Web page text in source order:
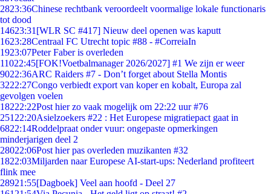
2823:36Chinese rechtbank veroordeelt voormalige lokale functionaris
tot dood
14623:31 [WLR SC #417] Nieuw deel openen was kaputt
1623:28Centraal FC Utrecht topic #88 - #CorreiaIn
1923:07Peter Faber is overleden
11022:45[FOK!Voetbalmanager 2026/2027] #1 We zijn er weer
9022:36ARC Raiders #7 - Don’t forget about Stella Montis
3222:27Congo verbiedt export van koper en kobalt, Europa zal
gevolgen voelen
18222:22Post hier zo vaak mogelijk om 22:22 uur #76
251 22:20Asielzoekers #22 : Het Europese migratiepact gaat in
6822:14Roddelpraat onder vuur: ongepaste opmerkingen
minderjarigen deel 2
28022:06Post hier pas overleden muzikanten #32
1822:03Miljarden naar Europese AI-start-ups: Nederland profiteert
flink mee
28921:55[Dagboek] Veel aan hoofd - Deel 27